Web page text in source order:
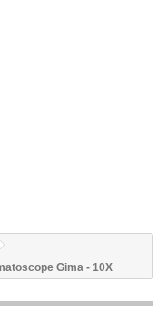
Gima - 10X